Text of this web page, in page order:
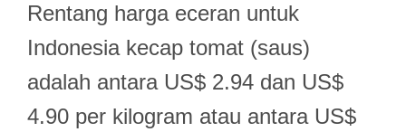
Rentang harga eceran untuk
Indonesia kecap tomat (saus)
adalah antara US$ 2.94 dan US$
4.90 per kilogram atau antara US$